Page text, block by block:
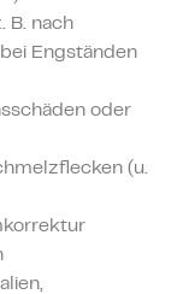
B. nach
Engständen
oder
(u.